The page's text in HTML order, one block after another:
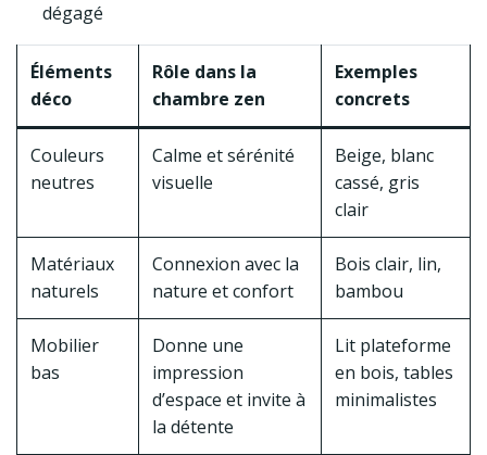
dégagé
Éléments
déco
Rôle dans la
chambre zen
Exemples
concrets
Couleurs
neutres
Calme et sérénité
visuelle
Beige, blanc
cassé, gris
clair
Matériaux
naturels
Connexion avec la
nature et confort
Bois clair, lin,
bambou
Mobilier
bas
Donne une
impression
d’espace et invite à
la détente
Lit plateforme
en bois, tables
minimalistes